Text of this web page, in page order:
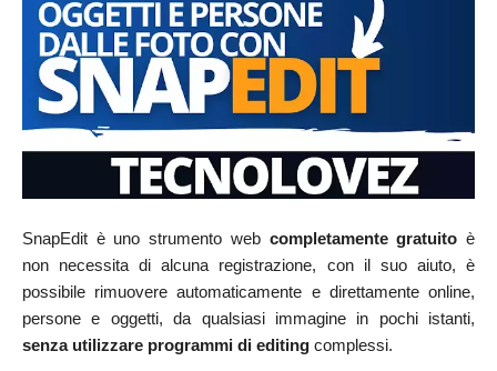
SnapEdit è uno strumento web completamente gratuito è
non necessita di alcuna registrazione, con il suo aiuto, è
possibile rimuovere automaticamente e direttamente online,
persone e oggetti, da qualsiasi immagine in pochi istanti,
senza utilizzare programmi di editing complessi.